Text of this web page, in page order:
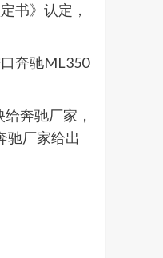
书》认定，
奔驰ML350
奔驰厂家，
驰厂家给出